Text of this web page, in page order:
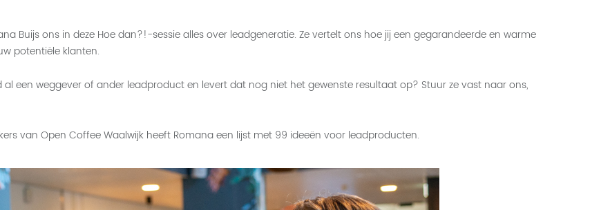
Buijs ons in deze Hoe dan?!-sessie alles over leadgeneratie. Ze vertelt ons hoe jij een gegarandeerde en warme
potentiële klanten.
een weggever of ander leadproduct en levert dat nog niet het gewenste resultaat op? Stuur ze vast naar ons,
van Open Coffee Waalwijk heeft Romana een lijst met 99 ideeën voor leadproducten.